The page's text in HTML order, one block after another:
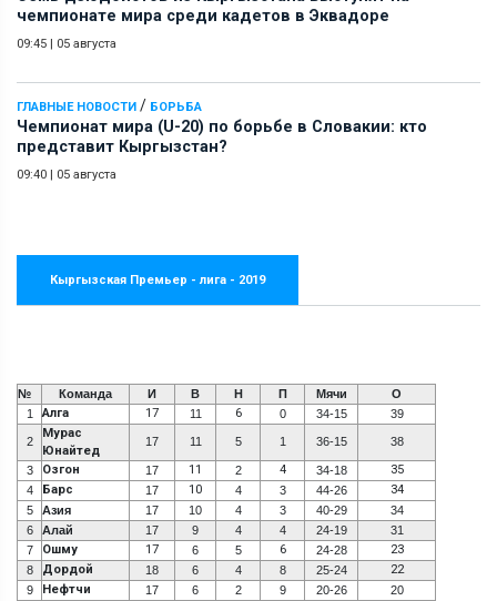
чемпионате мира среди кадетов в Эквадоре
09:45 | 05 августа
ГЛАВНЫЕ НОВОСТИ / БОРЬБА
Чемпионат мира (U-20) по борьбе в Словакии: кто
представит Кыргызстан?
09:40 | 05 августа
Кыргызская Премьер - лига - 2019
№ Команда И В Н П Мячи
О
1
Алга 17 11 6 0 34-15 39
2
Мурас
Юнайтед
17 11 5 1 36-15 38
3 Озгон 17 11 2 4 34-18 35
4 Барс 17 10 4 3 44-26 34
5 Азия 17 10 4 3 40-29
34
6
Алай 17 9 4 4 24-19
31
7
Ошму 17 6 5 6 24-28 23
8 Дордой 18 6 4 8 25-24 22
9 Нефтчи 17 6 2 9 20-26
20